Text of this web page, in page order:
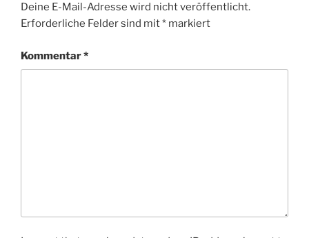
Deine E-Mail-Adresse wird nicht veröffentlicht.
Erforderliche Felder sind mit* markiert
Kommentar*